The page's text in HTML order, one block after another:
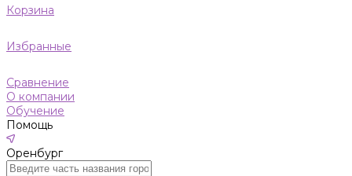
Корзина
Избранные
Сравнение
О компании
Обучение
Помощь
Оренбург